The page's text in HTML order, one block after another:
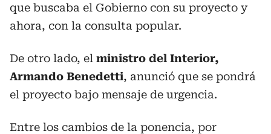
que buscaba el Gobierno con su proyecto y
ahora, con la consulta popular.
De otro lado, el ministro del Interior,
Armando Benedetti, anunció que se pondrá
el proyecto bajo mensaje de urgencia.
Entre los cambios de la ponencia, por